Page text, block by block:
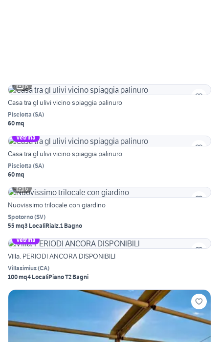
6
Casa tra gl ulivi vicino spiaggia palinuro
Pisciotta (SA)
60 mq
Vetrina
Casa tra gl ulivi vicino spiaggia palinuro
Pisciotta (SA)
60 mq
6
Nuovissimo trilocale con giardino
Spotorno(SV)
55 mq3 LocaliRialz.1 Bagno
Vetrina
Villa. PERIODI ANCORA DISPONIBILI
Villasimius(CA)
100 mq4 LocaliPiano T2 Bagni